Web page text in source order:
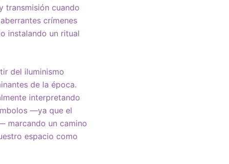
transmisión cuando
crímenes
instalando un ritual
del iluminismo
de la época.
interpretando
—ya que el
marcando un camino
espacio como